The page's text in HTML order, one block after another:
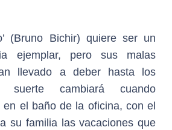
(Bruno Bichir) quiere ser un
ejemplar, pero sus malas
llevado a deber hasta los
suerte cambiará cuando
el baño de la oficina, con el
su familia las vacaciones que